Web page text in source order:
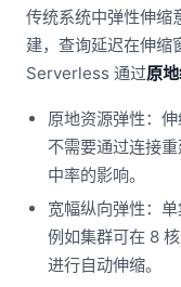
传统系统中弹性伸缩
建，查询延迟在伸
Serverless 通过原
原地资源弹性：
不需要通过连接
中率的影响。
宽幅纵向弹性：单
例如集群可在 8
进行自动伸缩。